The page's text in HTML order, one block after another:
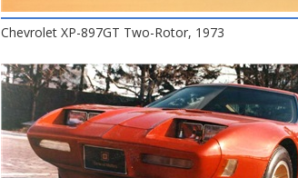
Chevrolet XP-897GT Two-Rotor, 1973